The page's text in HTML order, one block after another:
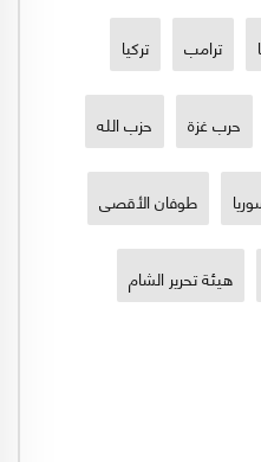
ترامب تركيا
حرب غزة حزب الله
طوفان الأقصى
هيئة تحرير الشام